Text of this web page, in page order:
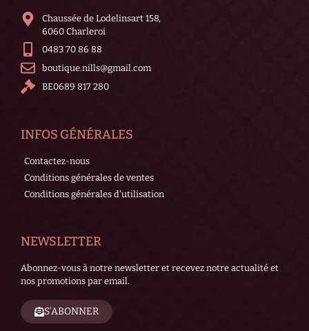
Chaussée de Lodelinsart 158,
6060 Charleroi
0483 70 86 88
boutique.nills@gmail.com
BE0689 817 280
INFOS GÉNÉRALES
Contactez-nous
Conditions générales de ventes
Conditions générales d'utilisation
NEWSLETTER
Abonnez-vous à notre newsletter et recevez notre actualité et
nos promotions par email.
S'ABONNER